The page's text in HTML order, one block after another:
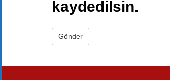
kaydedilsin.